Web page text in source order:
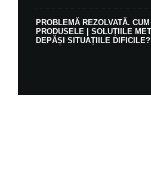
PROBLEMĂ REZOLVATĂ.
PRODUSELE | SOLUȚIILE
DEPĂȘI SITUAȚIILE DIFICILE?